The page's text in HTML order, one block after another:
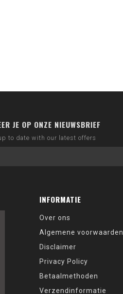
JE OP ONZE NIEUWSBRIEF
to date with our latest offers
INFORMATIE
Over ons
Algemene voorwaarden
Disclaimer
Privacy Policy
Betaalmethoden
Verzendinformatie